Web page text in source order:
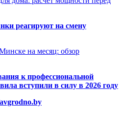
реагируют на смену
на месяц: обзор
к профессиональной
вступили в силу в 2026 году